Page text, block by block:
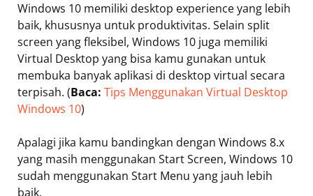
Windows 10 memiliki desktop experience yang lebih
baik, khususnya untuk produktivitas. Selain split
screen yang fleksibel, Windows 10 juga memiliki
Virtual Desktop yang bisa kamu gunakan untuk
membuka banyak aplikasi di desktop virtual secara
terpisah. (Baca: Tips Menggunakan Virtual Desktop
Windows 10)
Apalagi jika kamu bandingkan dengan Windows 8.x
yang masih menggunakan Start Screen, Windows 10
sudah menggunakan Start Menu yang jauh lebih
baik.